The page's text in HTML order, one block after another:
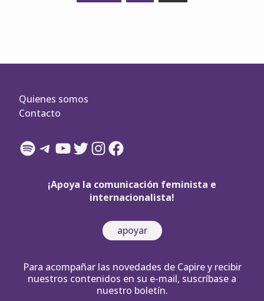
Quienes somos
Contacto
Spotify
Telegram
YouTube
Twitter
Instagram
Facebook
¡Apoya la comunicación feminista e
internacionalista!
apoyar
Para acompañar las novedades de Capire y recibir
nuestros contenidos en su e-mail, suscríbase a
nuestro boletín.